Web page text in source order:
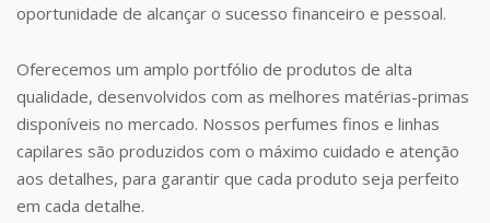
oportunidade de alcançar o sucesso financeiro e pessoal.
Oferecemos um amplo portfólio de produtos de alta
qualidade, desenvolvidos com as melhores matérias-primas
disponíveis no mercado. Nossos perfumes finos e linhas
capilares são produzidos com o máximo cuidado e atenção
aos detalhes, para garantir que cada produto seja perfeito
em cada detalhe.